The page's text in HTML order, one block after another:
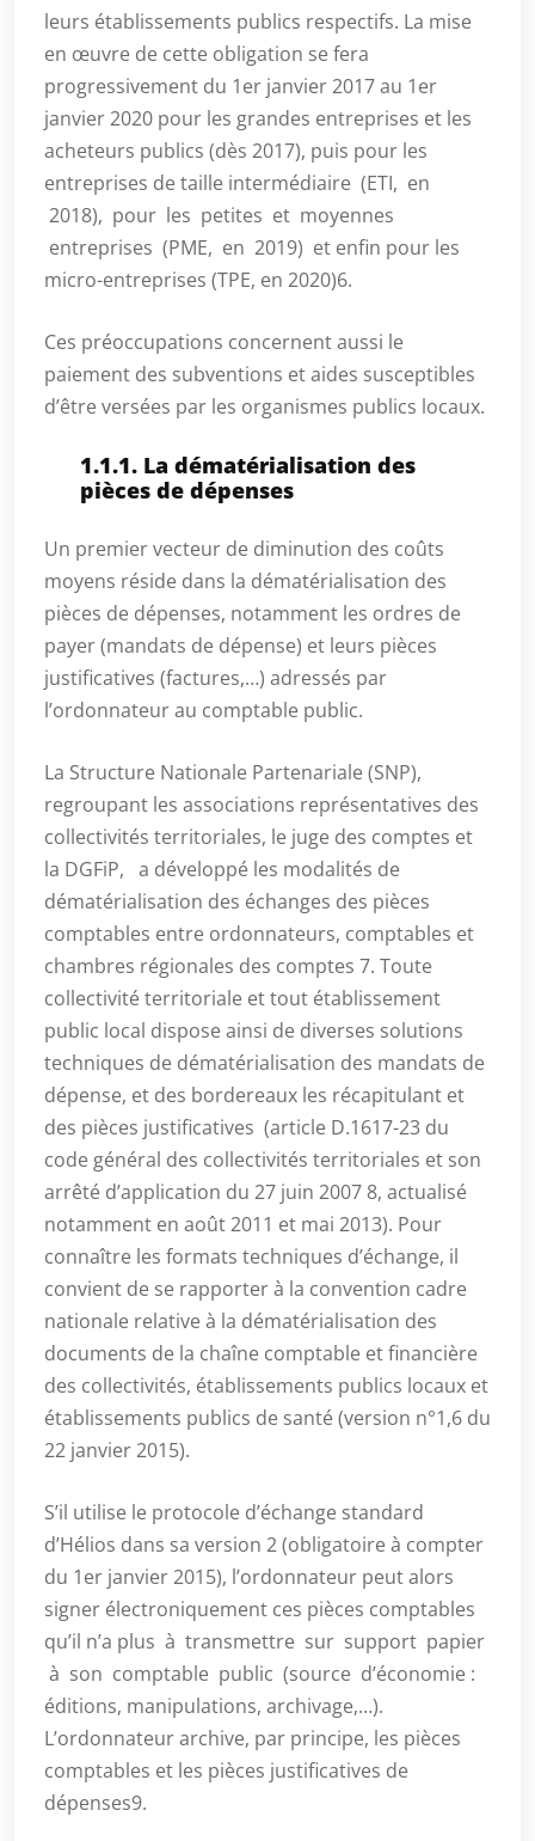
leurs établissements publics respectifs. La mise
en œuvre de cette obligation se fera
progressivement du 1er janvier 2017 au 1er
janvier 2020 pour les grandes entreprises et les
acheteurs publics (dès 2017), puis pour les
entreprises de taille intermédiaire (ETI, en
2018), pour les petites et moyennes
entreprises (PME, en 2019) et enfin pour les
micro-entreprises (TPE, en 2020)6.
Ces préoccupations concernent aussi le
paiement des subventions et aides susceptibles
d’être versées par les organismes publics locaux.
1.1.1. La dématérialisation des
pièces de dépenses
Un premier vecteur de diminution des coûts
moyens réside dans la dématérialisation des
pièces de dépenses, notamment les ordres de
payer (mandats de dépense) et leurs pièces
justificatives (factures,…) adressés par
l’ordonnateur au comptable public.
La Structure Nationale Partenariale (SNP),
regroupant les associations représentatives des
collectivités territoriales, le juge des comptes et
la DGFiP, a développé les modalités de
dématérialisation des échanges des pièces
comptables entre ordonnateurs, comptables et
chambres régionales des comptes 7. Toute
collectivité territoriale et tout établissement
public local dispose ainsi de diverses solutions
techniques de dématérialisation des mandats de
dépense, et des bordereaux les récapitulant et
des pièces justificatives (article D.1617-23 du
code général des collectivités territoriales et son
arrêté d’application du 27 juin 2007 8, actualisé
notamment en août 2011 et mai 2013). Pour
connaître les formats techniques d’échange, il
convient de se rapporter à la convention cadre
nationale relative à la dématérialisation des
documents de la chaîne comptable et financière
des collectivités, établissements publics locaux et
établissements publics de santé (version n°1,6 du
22 janvier 2015).
S’il utilise le protocole d’échange standard
d’Hélios dans sa version 2 (obligatoire à compter
du 1er janvier 2015), l’ordonnateur peut alors
signer électroniquement ces pièces comptables
qu’il n’a plus à transmettre sur support papier
à son comptable public (source d’économie :
éditions, manipulations, archivage,…).
L’ordonnateur archive, par principe, les pièces
comptables et les pièces justificatives de
dépenses9.